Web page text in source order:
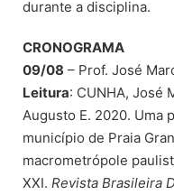
durante a disciplina.
CRONOGRAMA
09/08 – Prof. José
Leitura: CUNHA, José
Augusto E. 2020. Uma
município de Praia
macrometrópole
XXI. Revista Brasileira